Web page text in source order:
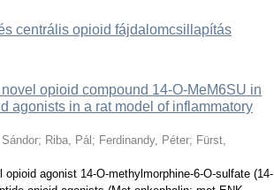
centrális opioid fájdalomcsillapítás
opioid compound 14-O-MeM6SU in
agonists in a rat model of inflammatory
; Riba, Pál ; Ferdinandy, Péter; Fürst,
agonist 14-O-methylmorphine-6-O-sulfate (14-